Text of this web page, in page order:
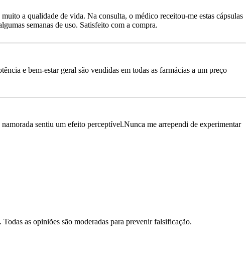
a qualidade de vida. Na consulta, o médico receitou-me estas cápsulas
semanas de uso. Satisfeito com a compra.
e bem-estar geral são vendidas em todas as farmácias a um preço
sentiu um efeito perceptível.Nunca me arrependi de experimentar
as opiniões são moderadas para prevenir falsificação.